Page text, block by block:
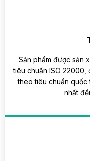
Sản phẩm được sản
tiêu chuẩn ISO 22000,
theo tiêu chuẩn quốc
nhất